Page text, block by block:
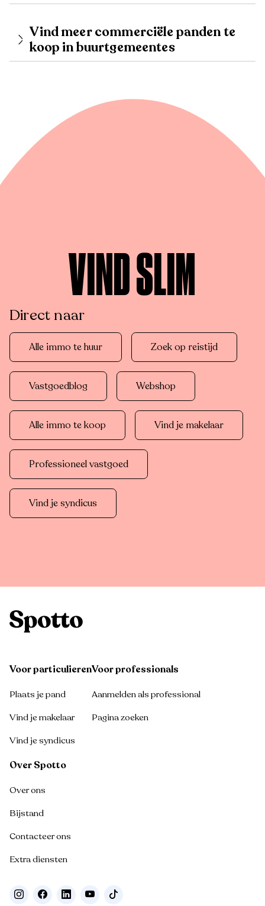
Vind meer commerciële panden te
koop in buurtgemeentes
VIND SLIM
Direct naar
Alle immo te huur Zoek op reistijd
Vastgoedblog Webshop
Alle immo te koop Vind je makelaar
Professioneel vastgoed
Vind je syndicus
Voor particulieren
Plaats je pand
Vind je makelaar
Vind je syndicus
Voor professionals
Aanmelden als professional
Pagina zoeken
Over Spotto
Over ons
Bijstand
Contacteer ons
Extra diensten